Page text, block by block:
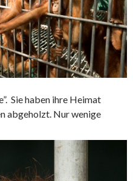
Sie haben ihre Heimat
abgeholzt. Nur wenige